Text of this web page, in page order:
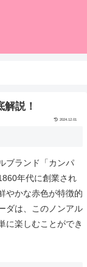
説！
2024.12.01
ブランド「カンパ
年代に創業され
やかな赤色が特徴的
ダは、このノンアル
に楽しむことができ